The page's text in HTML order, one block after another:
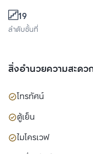
19
ลำดับชั้นที่
สิ่งอำนวยความสะดว
โทรทัศน์
ตู้เย็น
ไมโครเวฟ